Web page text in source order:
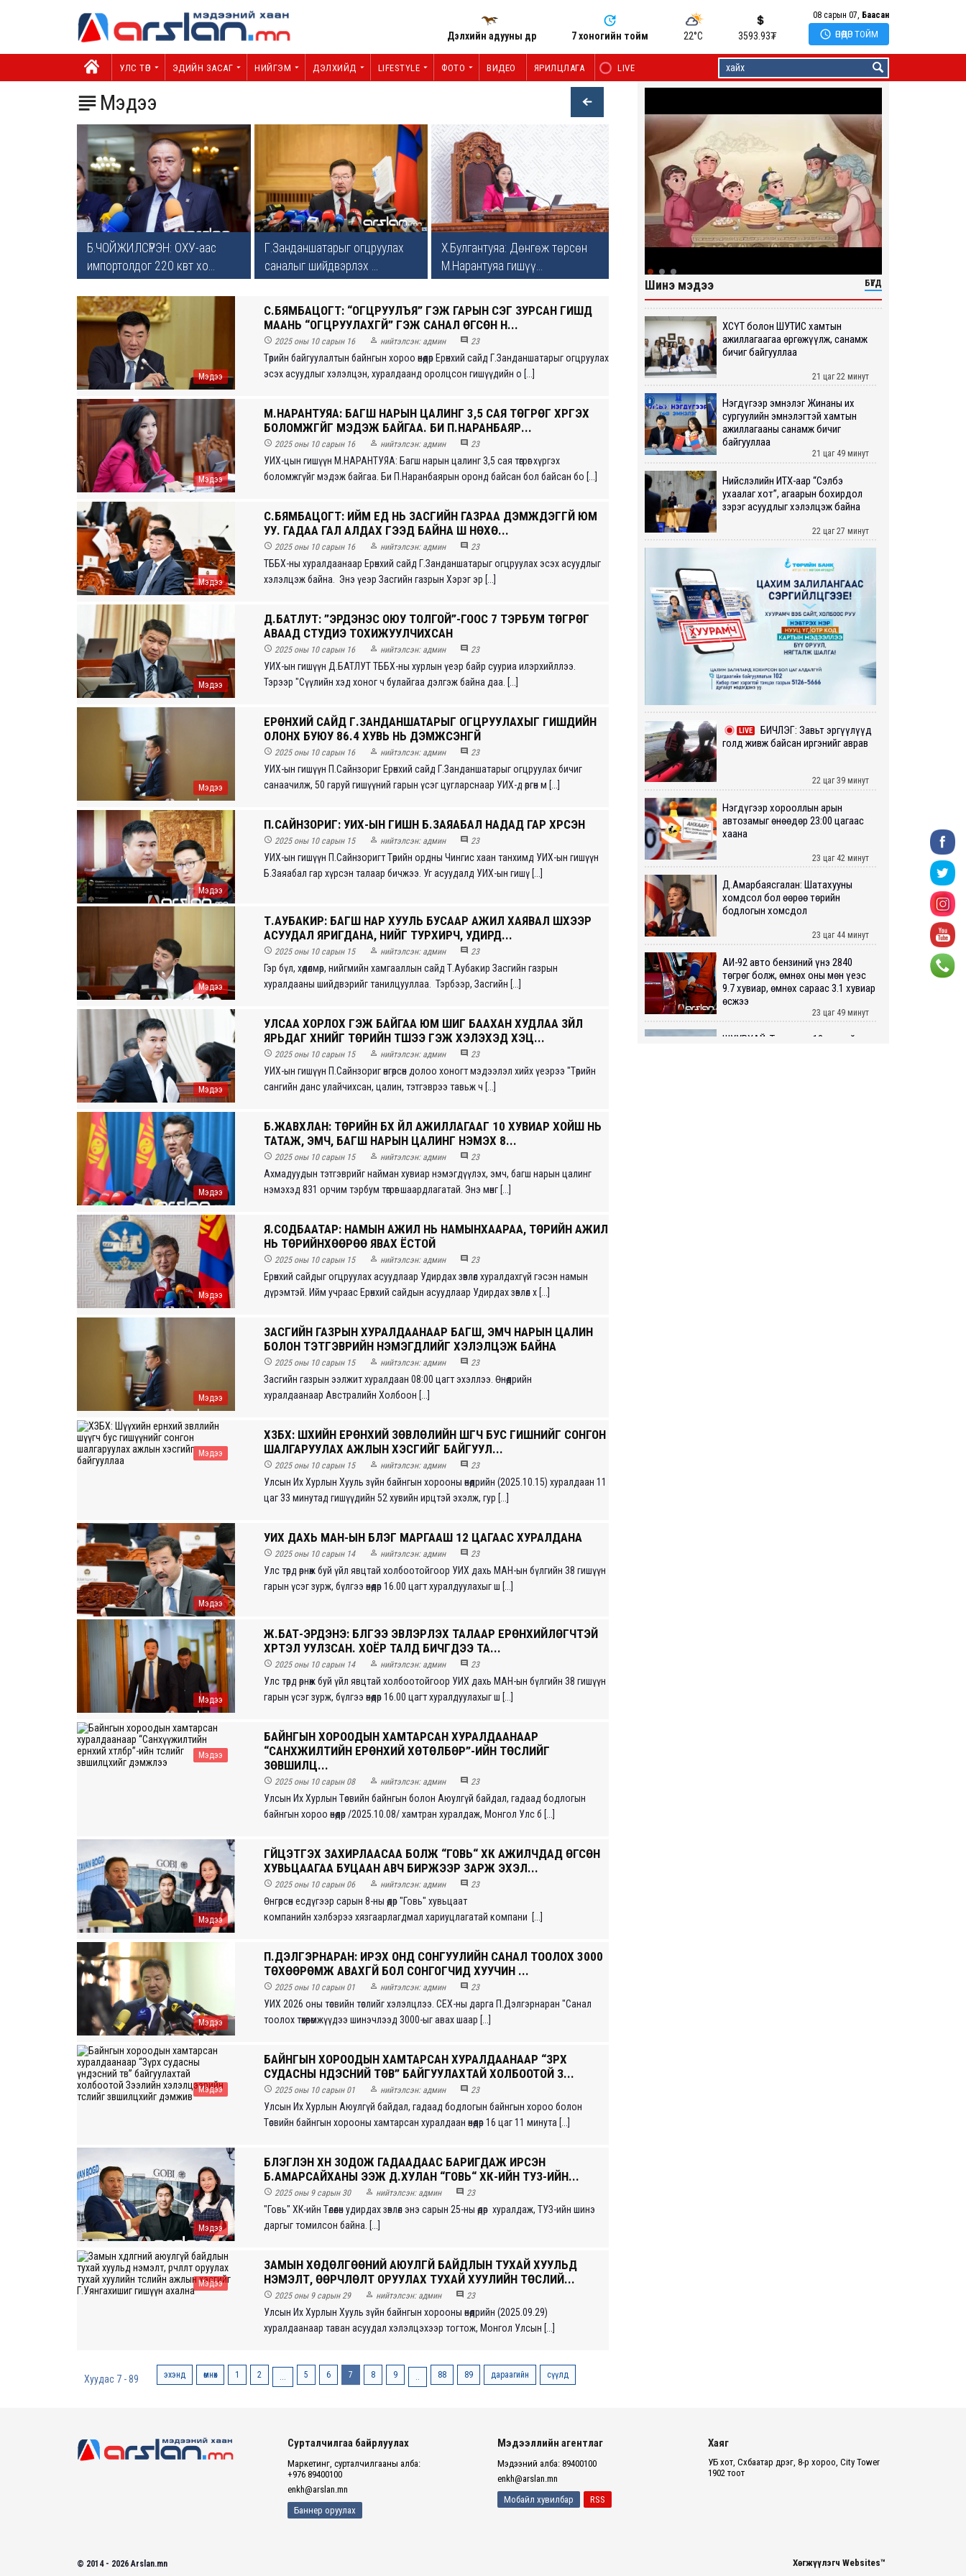
Дэлхийн адууны өдөр 7 хоногийн тойм 22°C 3593.93₮
08 сарын 07, Баасан
 ӨНӨӨДӨР ТОЙМ
УЛС ТӨР ЭДИЙН ЗАСАГ НИЙГЭМ ДЭЛХИЙД LIFESTYLE ФОТО ВИДЕО ЯРИЛЦЛАГА LIVE
 Мэдээ
Б.ЧОЙЖИЛСҮРЭН: ОХУ-аас
импортолдог 220 квт хо...
Г.Занданшатарыг огцруулах
саналыг шийдвэрлэх ...
Х.Булгантуяа: Дөнгөж төрсөн
М.Нарантуяа гишүү...
Мэдээ
С.БЯМБАЦОГТ: “ОГЦРУУЛЪЯ” ГЭЖ ГАРЫН ҮСЭГ ЗУРСАН ГИШҮҮД
МААНЬ “ОГЦРУУЛАХГҮЙ” ГЭЖ САНАЛ ӨГСӨН Н...
 2025 оны 10 сарын 16  нийтэлсэн: админ  23
Төрийн байгуулалтын байнгын хороо өнөөдөр Ерөнхий сайд Г.Занданшатарыг огцруулах
эсэх асуудлыг хэлэлцэн, хуралдаанд оролцсон гишүүдийн о [...]
Мэдээ
М.НАРАНТУЯА: БАГШ НАРЫН ЦАЛИНГ 3,5 САЯ ТӨГРӨГ ХҮРГЭХ
БОЛОМЖГҮЙГ МЭДЭЖ БАЙГАА. БИ П.НАРАНБАЯР...
 2025 оны 10 сарын 16  нийтэлсэн: админ  23
УИХ-цын гишүүн М.НАРАНТУЯА: Багш нарын цалинг 3,5 сая төгрөг хүргэх
боломжгүйг мэдэж байгаа. Би П.Наранбаярын оронд байсан бол байсан бо [...]
Мэдээ
С.БЯМБАЦОГТ: ИЙМ ҮЕД НЬ ЗАСГИЙН ГАЗРАА ДЭМЖДЭГГҮЙ ЮМ
УУ. ГАДАА ГАЛ АЛДАХ ГЭЭД БАЙНА ШҮҮ НӨХӨ...
 2025 оны 10 сарын 16  нийтэлсэн: админ  23
ТББХ-ны хуралдаанаар Ерөнхий сайд Г.Занданшатарыг огцруулах эсэх асуудлыг
хэлэлцэж байна. Энэ үеэр Засгийн газрын Хэрэг эр [...]
Мэдээ
Д.БАТЛУТ: ”ЭРДЭНЭС ОЮУ ТОЛГОЙ”-ГООС 7 ТЭРБУМ ТӨГРӨГ
АВААД СТУДИЭ ТОХИЖУУЛЧИХСАН
 2025 оны 10 сарын 16  нийтэлсэн: админ  23
УИХ-ын гишүүн Д.БАТЛУТ ТББХ-ны хурлын үеэр байр сууриа илэрхийллээ.
Тэрээр "Сүүлийн хэд хоног ч булайгаа дэлгэж байна даа. [...]
Мэдээ
ЕРӨНХИЙ САЙД Г.ЗАНДАНШАТАРЫГ ОГЦРУУЛАХЫГ ГИШҮҮДИЙН
ОЛОНХ БУЮУ 86.4 ХУВЬ НЬ ДЭМЖСЭНГҮЙ
 2025 оны 10 сарын 16  нийтэлсэн: админ  23
УИХ-ын гишүүн П.Сайнзориг Ерөнхий сайд Г.Занданшатарыг огцруулах бичиг
санаачилж, 50 гаруй гишүүний гарын үсэг цугларснаар УИХ-д өргөн м [...]
Мэдээ
П.САЙНЗОРИГ: УИХ-ЫН ГИШҮҮН Б.ЗАЯАБАЛ НАДАД ГАР ХҮРСЭН
 2025 оны 10 сарын 15  нийтэлсэн: админ  23
УИХ-ын гишүүн П.Сайнзоригт Төрийн ордны Чингис хаан танхимд УИХ-ын гишүүн
Б.Заяабал гар хүрсэн талаар бичжээ. Уг асуудалд УИХ-ын гишү [...]
Мэдээ
Т.АУБАКИР: БАГШ НАР ХУУЛЬ БУСААР АЖИЛ ХАЯВАЛ ШҮҮХЭЭР
АСУУДАЛ ЯРИГДАНА, ҮҮНИЙГ ТУРХИРЧ, УДИРД...
 2025 оны 10 сарын 15  нийтэлсэн: админ  23
Гэр бүл, хөдөлмөр, нийгмийн хамгааллын сайд Т.Аубакир Засгийн газрын
хуралдааны шийдвэрийг танилцууллаа. Тэрбээр, Засгийн [...]
Мэдээ
УЛСАА ХОРЛОХ ГЭЖ БАЙГАА ЮМ ШИГ БААХАН ХУДЛАА ЗҮЙЛ
ЯРЬДАГ ХҮНИЙГ ТӨРИЙН ТҮШЭЭ ГЭЖ ХЭЛЭХЭД ХЭЦ...
 2025 оны 10 сарын 15  нийтэлсэн: админ  23
УИХ-ын гишүүн П.Сайнзориг өнгөрсөн долоо хоногт мэдээлэл хийх үеэрээ "Төрийн
сангийн данс улайчихсан, цалин, тэтгэврээ тавьж ч [...]
Мэдээ
Б.ЖАВХЛАН: ТӨРИЙН БҮХ ҮЙЛ АЖИЛЛАГААГ 10 ХУВИАР ХОЙШ НЬ
ТАТАЖ, ЭМЧ, БАГШ НАРЫН ЦАЛИНГ НЭМЭХ 8...
 2025 оны 10 сарын 15  нийтэлсэн: админ  23
Ахмадуудын тэтгэврийг найман хувиар нэмэгдүүлэх, эмч, багш нарын цалинг
нэмэхэд 831 орчим тэрбум төгрөг шаардлагатай. Энэ мөнг [...]
Мэдээ
Я.СОДБААТАР: НАМЫН АЖИЛ НЬ НАМЫНХААРАА, ТӨРИЙН АЖИЛ
НЬ ТӨРИЙНХӨӨРӨӨ ЯВАХ ЁСТОЙ
 2025 оны 10 сарын 15  нийтэлсэн: админ  23
Ерөнхий сайдыг огцруулах асуудлаар Удирдах зөвлөл хуралдахгүй гэсэн намын
дүрэмтэй. Ийм учраас Ерөнхий сайдын асуудлаар Удирдах зөвлөл х [...]
Мэдээ
ЗАСГИЙН ГАЗРЫН ХУРАЛДААНААР БАГШ, ЭМЧ НАРЫН ЦАЛИН
БОЛОН ТЭТГЭВРИЙН НЭМЭГДЛИЙГ ХЭЛЭЛЦЭЖ БАЙНА
 2025 оны 10 сарын 15  нийтэлсэн: админ  23
Засгийн газрын ээлжит хуралдаан 08:00 цагт эхэллээ. Өнөөдрийн
хуралдаанаар Австралийн Холбоон [...]
Мэдээ
ХЗБХ: ШҮҮХИЙН ЕРӨНХИЙ ЗӨВЛӨЛИЙН ШҮҮГЧ БУС ГИШҮҮНИЙГ СОНГОН
ШАЛГАРУУЛАХ АЖЛЫН ХЭСГИЙГ БАЙГУУЛ...
 2025 оны 10 сарын 15  нийтэлсэн: админ  23
Улсын Их Хурлын Хууль зүйн байнгын хорооны өнөөдрийн (2025.10.15) хуралдаан 11
цаг 33 минутад гишүүдийн 52 хувийн ирцтэй эхэлж, гур [...]
Мэдээ
УИХ ДАХЬ МАН-ЫН БҮЛЭГ МАРГААШ 12 ЦАГААС ХУРАЛДАНА
 2025 оны 10 сарын 14  нийтэлсэн: админ  23
Улс төрд өрнөж буй үйл явцтай холбоотойгоор УИХ дахь МАН-ын бүлгийн 38 гишүүн
гарын үсэг зурж, бүлгээ өнөөдөр 16.00 цагт хуралдуулахыг ш [...]
Мэдээ
Ж.БАТ-ЭРДЭНЭ: БҮЛГЭЭ ЭВЛЭРҮҮЛЭХ ТАЛААР ЕРӨНХИЙЛӨГЧТЭЙ
ХҮРТЭЛ УУЛЗСАН. ХОЁР ТАЛД БИЧГҮҮДЭЭ ТА...
 2025 оны 10 сарын 14  нийтэлсэн: админ  23
Улс төрд өрнөж буй үйл явцтай холбоотойгоор УИХ дахь МАН-ын бүлгийн 38 гишүүн
гарын үсэг зурж, бүлгээ өнөөдөр 16.00 цагт хуралдуулахыг ш [...]
Мэдээ
БАЙНГЫН ХОРООДЫН ХАМТАРСАН ХУРАЛДААНААР
“САНХҮҮЖИЛТИЙН ЕРӨНХИЙ ХӨТӨЛБӨР”-ИЙН ТӨСЛИЙГ
ЗӨВШИЛЦ...
 2025 оны 10 сарын 08  нийтэлсэн: админ  23
Улсын Их Хурлын Төсвийн байнгын болон Аюулгүй байдал, гадаад бодлогын
байнгын хороо өнөөдөр /2025.10.08/ хамтран хуралдаж, Монгол Улс б [...]
Мэдээ
ГҮЙЦЭТГЭХ ЗАХИРЛААСАА БОЛЖ “ГОВЬ“ ХК АЖИЛЧДАД ӨГСӨН
ХУВЬЦААГАА БУЦААН АВЧ БИРЖЭЭР ЗАРЖ ЭХЭЛ...
 2025 оны 10 сарын 06  нийтэлсэн: админ  23
Өнгөрсөн есдүгээр сарын 8-ны өдөр "Говь" хувьцаат
компанийн хэлбэрээ хязгаарлагдмал хариуцлагатай компани [...]
Мэдээ
П.ДЭЛГЭРНАРАН: ИРЭХ ОНД СОНГУУЛИЙН САНАЛ ТООЛОХ 3000
ТӨХӨӨРӨМЖ АВАХГҮЙ БОЛ СОНГОГЧИД ХУУЧИН ...
 2025 оны 10 сарын 01  нийтэлсэн: админ  23
УИХ 2026 оны төсвийн төслийг хэлэлцлээ. СЕХ-ны дарга П.Дэлгэрнаран "Санал
тоолох төхөөрөмжүүдээ шинэчлээд 3000-ыг авах шаар [...]
Мэдээ
БАЙНГЫН ХОРООДЫН ХАМТАРСАН ХУРАЛДААНААР “ЗҮРХ
СУДАСНЫ ҮНДЭСНИЙ ТӨВ” БАЙГУУЛАХТАЙ ХОЛБООТОЙ З...
 2025 оны 10 сарын 01  нийтэлсэн: админ  23
Улсын Их Хурлын Аюулгүй байдал, гадаад бодлогын байнгын хороо болон
Төсвийн байнгын хорооны хамтарсан хуралдаан өнөөдөр 16 цаг 11 минута [...]
Мэдээ
БҮЛЭГЛЭН ХҮН ЗОДОЖ ГАДААДААС БАРИГДАЖ ИРСЭН
Б.АМАРСАЙХАНЫ ЭЭЖ Д.ХУЛАН “ГОВЬ“ ХК-ИЙН ТУЗ-ИЙН...
 2025 оны 9 сарын 30  нийтэлсэн: админ  23
"Говь" ХК-ийн Төлөөлөн удирдах зөвлөл энэ сарын 25-ны өдөр хуралдаж, ТУЗ-ийн шинэ
даргыг томилсон байна. [...]
Мэдээ
ЗАМЫН ХӨДӨЛГӨӨНИЙ АЮУЛГҮЙ БАЙДЛЫН ТУХАЙ ХУУЛЬД
НЭМЭЛТ, ӨӨРЧЛӨЛТ ОРУУЛАХ ТУХАЙ ХУУЛИЙН ТӨСЛИЙ...
 2025 оны 9 сарын 29  нийтэлсэн: админ  23
Улсын Их Хурлын Хууль зүйн байнгын хорооны өнөөдрийн (2025.09.29)
хуралдаанаар таван асуудал хэлэлцэхээр тогтож, Монгол Улсын [...]
Хуудас 7 - 89 эхэнд өмнөх 1 2 ... 5 6 7 8 9 .. 88 89 дараагийн сүүлд
Шинэ мэдээ БҮГД
ХӨСҮТ болон ШУТИС хамтын
ажиллагаагаа өргөжүүлж, санамж
бичиг байгууллаа
21 цаг 22 минут
Нэгдүгээр эмнэлэг Жинаны их
сургуулийн эмнэлэгтэй хамтын
ажиллагааны санамж бичиг
байгууллаа
21 цаг 49 минут
Нийслэлийн ИТХ-аар “Сэлбэ
ухаалаг хот”, агаарын бохирдол
зэрэг асуудлыг хэлэлцэж байна
22 цаг 27 минут
LIVE
БИЧЛЭГ: Завьт эргүүлүүд
голд живж байсан иргэнийг аврав
22 цаг 39 минут
Нэгдүгээр хорооллын арын
автозамыг өнөөдөр 23:00 цагаас
хаана
23 цаг 42 минут
Д.Амарбаясгалан: Шатахууны
хомдсол бол өөрөө төрийн
бодлогын хомсдол
23 цаг 44 минут
АИ-92 авто бензиний үнэ 2840
төгрөг болж, өмнөх оны мөн үеэс
9.7 хувиар, өмнөх сараас 3.1 хувиар
өсжээ
23 цаг 49 минут
ШУУРХАЙ: Туул голд 13 настай
шатахуун олгосноор өдрийн
ачаалал ХОЁР ДАХИН БУУРСАН
2026 оны 8 сарын 05
Сурталчилгаа байрлуулах
Маркетинг, сурталчилгааны алба:
+976 89400100
enkh@arslan.mn
Баннер оруулах
Мэдээллийн агентлаг
Мэдээний алба: 89400100
enkh@arslan.mn
Мобайл хувилбар
RSS
Хаяг
УБ хот, Сүхбаатар дүүрэг, 8-р хороо, City Tower
1902 тоот
© 2014 - 2026 Arslan.mn Хөгжүүлэгч Websites™